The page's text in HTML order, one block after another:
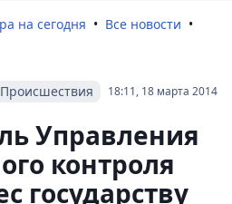
на сегодня
Все новости
18:11, 18 марта 2014
Происшествия
Управления
контроля
государству